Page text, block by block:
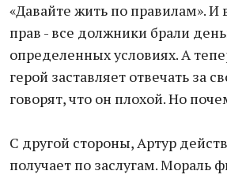
«Давайте жить по правилам». И
прав - все должники брали
определенных условиях. А
герой заставляет отвечать за
говорят, что он плохой. Но
С другой стороны, Артур
получает по заслугам. Мораль